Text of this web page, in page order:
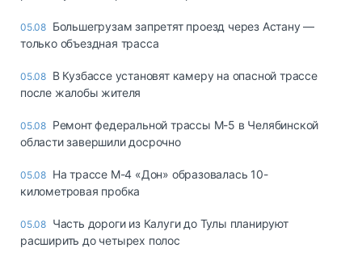
05.08 Большегрузам запретят проезд через Астану —
только объездная трасса
05.08 В Кузбассе установят камеру на опасной трассе
после жалобы жителя
05.08 Ремонт федеральной трассы М-5 в Челябинской
области завершили досрочно
05.08 На трассе М-4 «Дон» образовалась 10-
километровая пробка
05.08 Часть дороги из Калуги до Тулы планируют
расширить до четырех полос